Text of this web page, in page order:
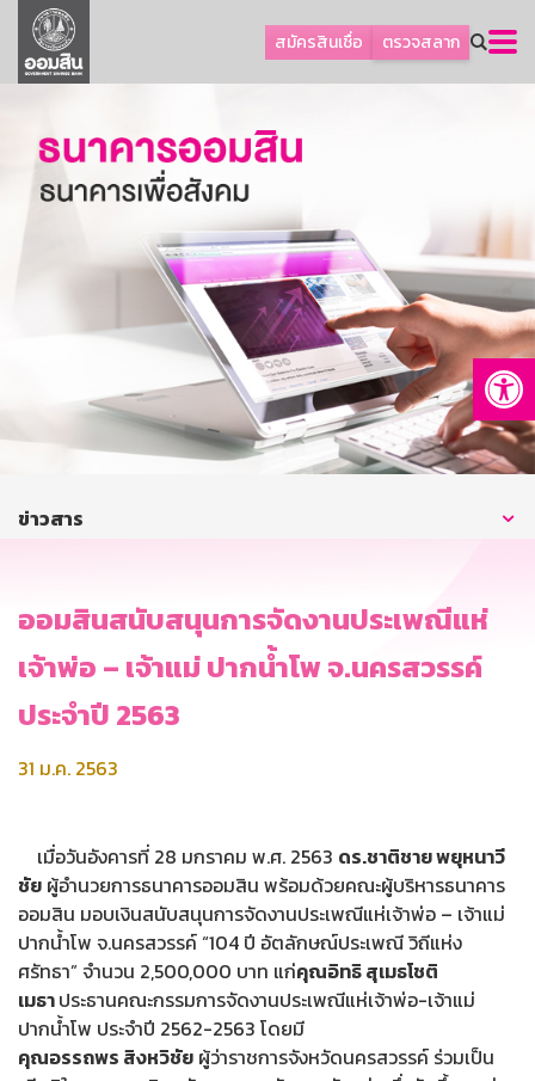
สมัครสินเชื่อ ตรวจสลาก
ลูกค้าธุรกิจ
ลูกค้าผู้ประกอบรายย่อย
ออมเพื่อสุข
เกี่ยวกับธนาคาร
การพัฒนาที่ยั่งยืน
บริการทางการเงิน
ติดต่อเรา
บริการออนไลน์
ข่าวสาร
ออมสินสนับสนุนการจัดงานประเพณีแห่
เจ้าพ่อ – เจ้าแม่ ปากน้ำโพ จ.นครสวรรค์
ประจำปี 2563
31 ม.ค. 2563
เมื่อวันอังคารที่ 28 มกราคม พ.ศ. 2563 ดร.ชาติชาย พยุหนาวี
ชัย ผู้อำนวยการธนาคารออมสิน พร้อมด้วยคณะผู้บริหารธนาคาร
ออมสิน มอบเงินสนับสนุนการจัดงานประเพณีแห่เจ้าพ่อ – เจ้าแม่
ปากน้ำโพ จ.นครสวรรค์ “104 ปี อัตลักษณ์ประเพณี วิถีแห่ง
ศรัทธา” จำนวน 2,500,000 บาท แก่คุณอิทธิ สุเมธโชติ
เมธาประธานคณะกรรมการจัดงานประเพณีแห่เจ้าพ่อ-เจ้าแม่
ปากน้ำโพ ประจำปี 2562-2563 โดยมี
คุณอรรถพร สิงหวิชัย ผู้ว่าราชการจังหวัดนครสวรรค์ ร่วมเป็น